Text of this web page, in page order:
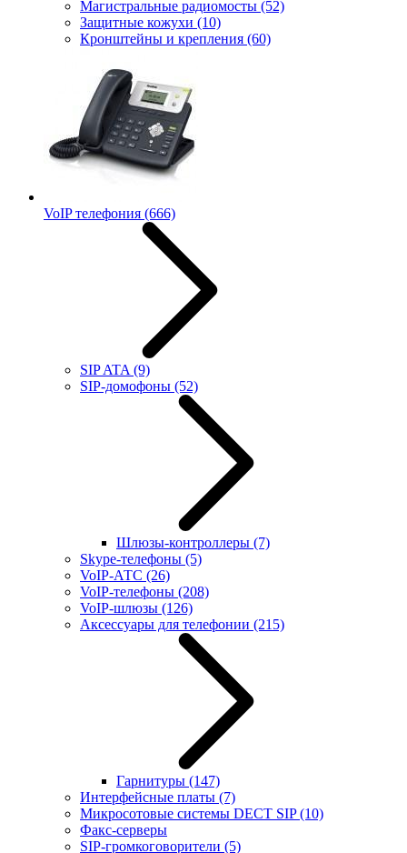
Магистральные радиомосты (52)
Защитные кожухи (10)
Кронштейны и крепления (60)
VoIP телефония (666)
SIP ATA (9)
SIP-домофоны (52)
Шлюзы-контроллеры (7)
Skype-телефоны (5)
VoIP-АТС (26)
VoIP-телефоны (208)
VoIP-шлюзы (126)
Аксессуары для телефонии (215)
Гарнитуры (147)
Интерфейсные платы (7)
Микросотовые системы DECT SIP(10)
Факс-серверы
SIP-громкоговорители (5)